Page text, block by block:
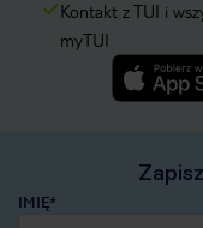
Kontakt z TUI i
myTUI
IMIĘ*